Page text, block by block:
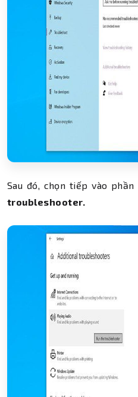
Sau đó, chọn tiếp vào phần
troubleshooter.